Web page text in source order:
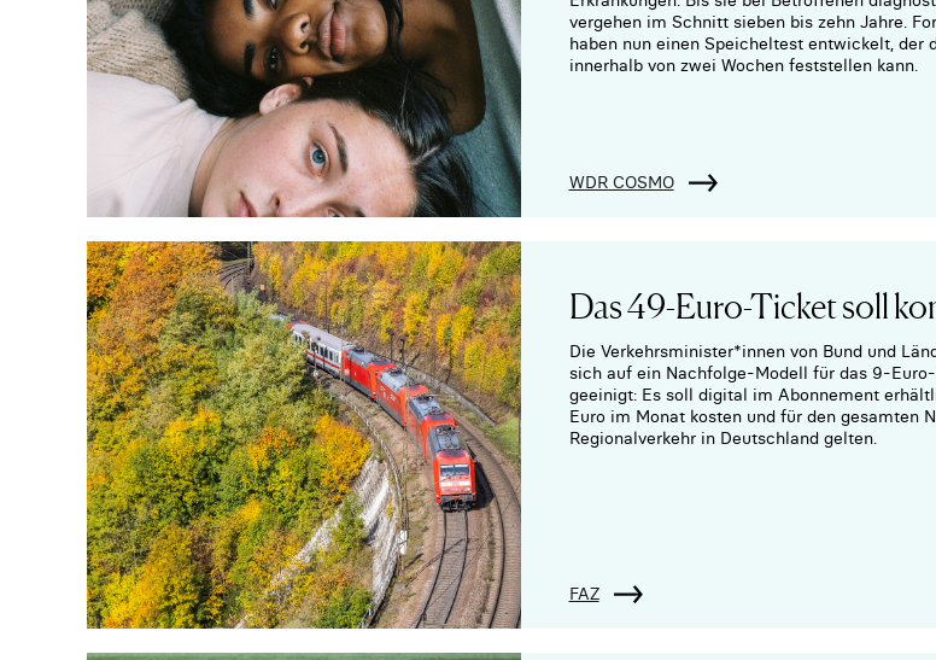
vergehen im Schnitt sieben bis zehn Jahre.
haben nun einen Speicheltest entwickelt, der
innerhalb von zwei Wochen feststellen kann.
WDR COSMO
Das 49-Euro-Ticket soll
Die Verkehrsminister*innen von Bund und
sich auf ein Nachfolge-Modell für das 9-
geeinigt: Es soll digital im Abonnement
Euro im Monat kosten und für den gesamten
Regionalverkehr in Deutschland gelten.
FAZ